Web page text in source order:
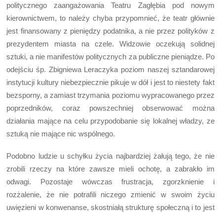
politycznego zaangażowania Teatru Zagłębia pod nowym
kierownictwem, to należy chyba przypomnieć, że teatr głównie
jest finansowany z pieniędzy podatnika, a nie przez polityków z
prezydentem miasta na czele. Widzowie oczekują solidnej
sztuki, a nie manifestów politycznych za publiczne pieniądze. Po
odejściu śp. Zbigniewa Leraczyka poziom naszej sztandarowej
instytucji kultury niebezpiecznie pikuje w dół i jest to niestety fakt
bezsporny, a zamiast trzymania poziomu wypracowanego przez
poprzedników, coraz powszechniej obserwować można
działania mające na celu przypodobanie się lokalnej władzy, ze
sztuką nie mające nic wspólnego.
Podobno ludzie u schyłku życia najbardziej żałują tego, że nie
zrobili rzeczy na które zawsze mieli ochotę, a zabrakło im
odwagi. Pozostaje wówczas frustracja, zgorzknienie i
rozżalenie, że nie potrafili niczego zmienić w swoim życiu
uwięzieni w konwenanse, skostniałą strukturę społeczną i to jest